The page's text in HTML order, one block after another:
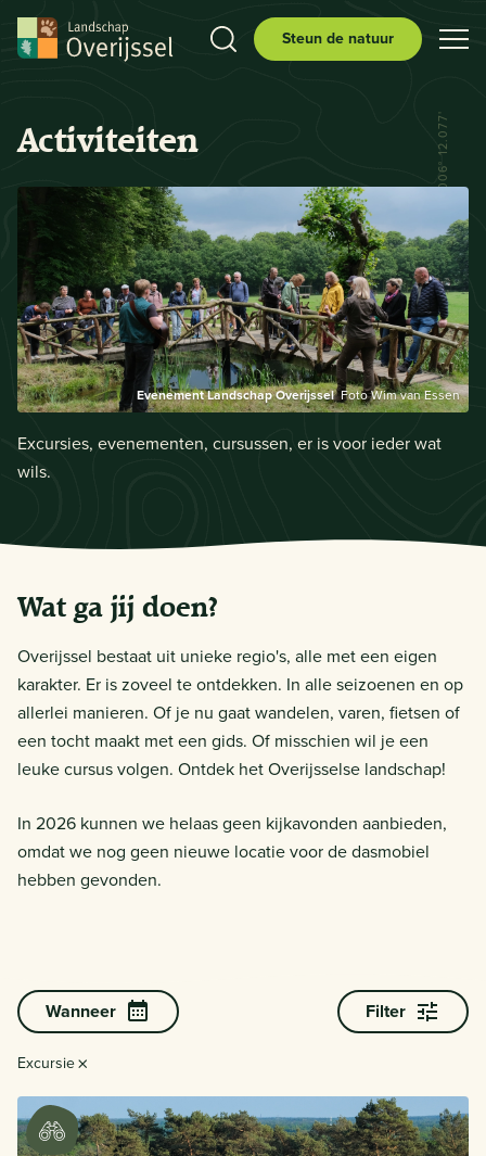
Steun de natuur
Activiteiten
Evenement Landschap OverijsselFoto Wim van Essen
Excursies, evenementen, cursussen, er is voor ieder wat
wils.
N 52° 29.556' E 006° 12.077'
Wat ga jij doen?
Overijssel bestaat uit unieke regio's, alle met een eigen
karakter. Er is zoveel te ontdekken. In alle seizoenen en op
allerlei manieren. Of je nu gaat wandelen, varen, fietsen of
een tocht maakt met een gids. Of misschien wil je een
leuke cursus volgen. Ontdek het Overijsselse landschap!
In 2026 kunnen we helaas geen kijkavonden aanbieden,
omdat we nog geen nieuwe locatie voor de dasmobiel
hebben gevonden.
Wanneer Filter
Excursie×